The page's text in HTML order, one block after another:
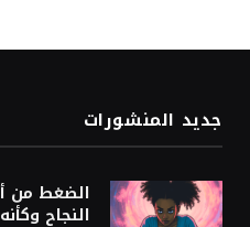
جديد المنشورات
الضغط من
النجاح